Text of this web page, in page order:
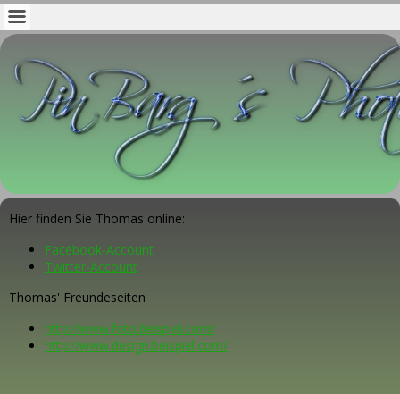
Hier finden Sie Thomas online:
Facebook-Account
Twitter-Account
Thomas' Freundeseiten
http://www.foto.beispiel.com/
http://www.design.beispiel.com/